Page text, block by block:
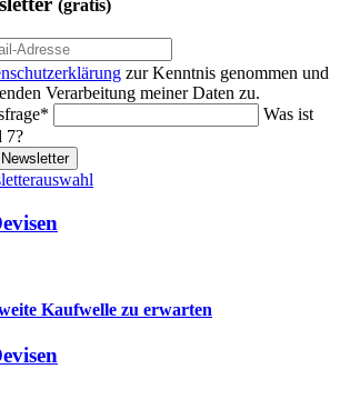
(gratis)
zur Kenntnis genommen und
Verarbeitung meiner Daten zu.
*
Was ist
7?
Kaufwelle zu erwarten